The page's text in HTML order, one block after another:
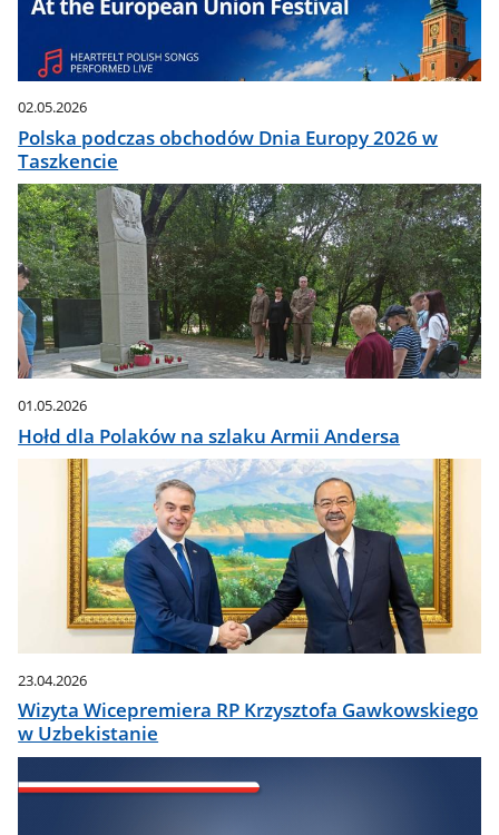
02.05.2026
Polska podczas obchodów Dnia Europy 2026 w
Taszkencie
01.05.2026
Hołd dla Polaków na szlaku Armii Andersa
23.04.2026
Wizyta Wicepremiera RP Krzysztofa Gawkowskiego
w Uzbekistanie